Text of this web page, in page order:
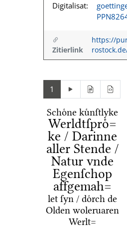
Digitalisat:
Zitierlink
https://
1
Schoͤne kuͤnſtlyke
Werldtſproͤ=
ke / Darinne
aller Stende /
Natur vnde
Egenſchop
affgemah=
let ſyn / doͤrch de
Olden woleruaren
Werlt=